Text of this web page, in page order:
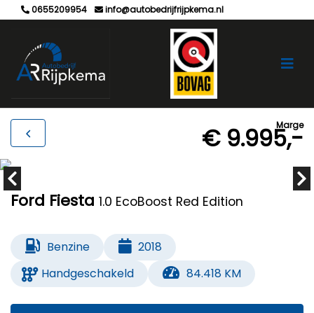
0655209954 info@autobedrijfrijpkema.nl
Marge
€ 9.995,-
Ford Fiesta 1.0 EcoBoost Red Edition
Benzine
2018
Handgeschakeld
84.418 KM